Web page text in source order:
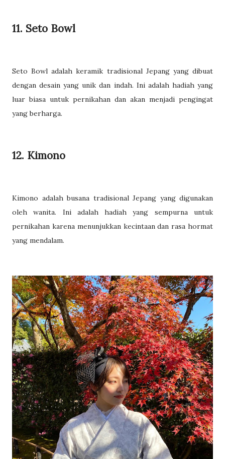
11. Seto Bowl
Seto Bowl adalah keramik tradisional Jepang yang dibuat
dengan desain yang unik dan indah. Ini adalah hadiah yang
luar biasa untuk pernikahan dan akan menjadi pengingat
yang berharga.
12. Kimono
Kimono adalah busana tradisional Jepang yang digunakan
oleh wanita. Ini adalah hadiah yang sempurna untuk
pernikahan karena menunjukkan kecintaan dan rasa hormat
yang mendalam.